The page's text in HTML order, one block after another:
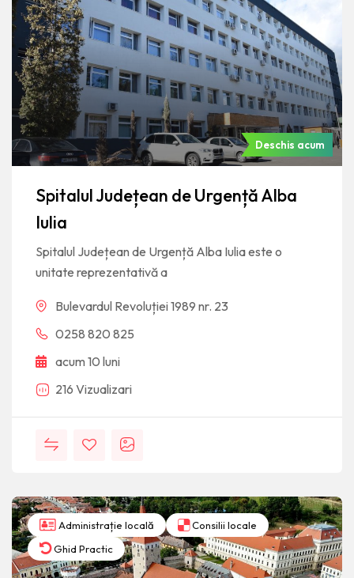
Deschis acum
Spitalul Județean de Urgență Alba
Iulia
Spitalul Județean de Urgență Alba Iulia este o
unitate reprezentativă a
Bulevardul Revoluției 1989 nr. 23
0258 820 825
acum 10 luni
216 Vizualizari
Administrație locală
Consilii locale
Ghid Practic